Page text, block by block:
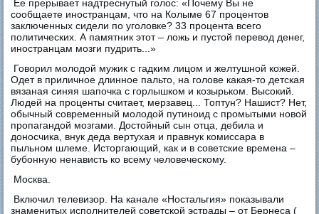
Ее прерывает надтреснутый голос: «Почему Вы не
сообщаете иностранцам, что на Колыме 67 процентов
заключенных сидели по уголовке? 33 процента всего
политических. А памятник этот – ложь и пустой перевод денег,
иностранцам мозги пудрить...»
Говорил молодой мужик с гадким лицом и желтушной кожей.
Oдет в приличное длинное пальто, на голове какая-то детская
вязаная синяя шапочка с горлышком и козырьком. Высокий.
Людей на проценты считает, мерзавец... Топтун? Нашист? Нет,
обычный современный молодой путиноид с промытыми новой
пропагандой мозгами. Достойный сын отца, дебила и
доносчика, внук деда вертухая и правнук комиссара в
пыльном шлеме. Исторгающий, как и в советские времена –
бубонную ненависть ко всему человеческому.
Москва.
Включил телевизор. На канале «Ностальгия» показывали
знаменитых исполнителей советской эстрады – от Бернеса (